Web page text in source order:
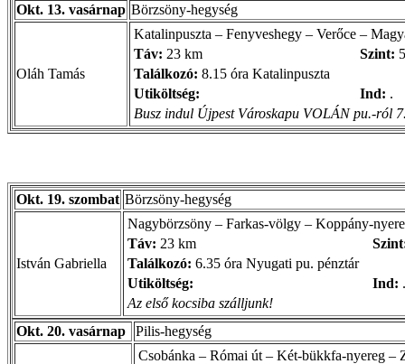
Okt. 13. vasárnap Börzsöny-hegység
Oláh Tamás
Katalinpuszta – Fenyveshegy – Verőce –
Táv: 23 km Szint:
Találkozó: 8.15 óra Katalinpuszta
Utiköltség:
Ind: .
Busz indul Újpest Városkapu VOLÁN pu.-ról
Okt. 19. szombat Börzsöny-hegység
István Gabriella
Nagybörzsöny – Farkas-völgy – Koppány-
Táv: 23 km
Találkozó: 6.35 óra Nyugati pu. pénztár
Utiköltség:
Ind: .
Az első kocsiba szálljunk!
Okt. 20. vasárnap
Pilis-hegység
Csobánka – Római út – Két-bükkfa-nyereg –